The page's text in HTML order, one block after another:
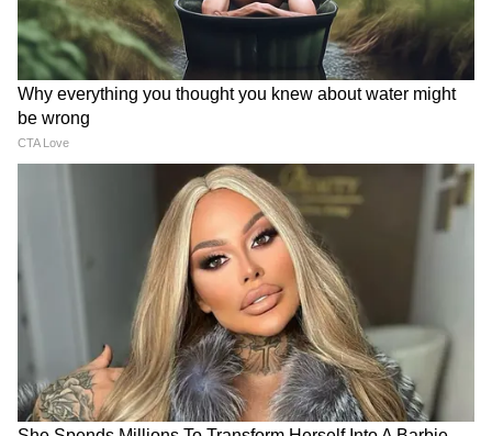
Andy Burnham: ব্রিটেনের
পরবর্তী প্রধানমন্ত্রী হওয়ার দৌড়ে
এগিয়ে, কে এই অ্যান্ডি বার্নহ্যাম?
UK PM: দলের অন্দরের চাপে
পদত্যাগ ব্রিটিশ প্রধানমন্ত্রী কিয়ার
স্টারমারের, লেবার পার্টিতে নতুন
নেতার খোঁজ